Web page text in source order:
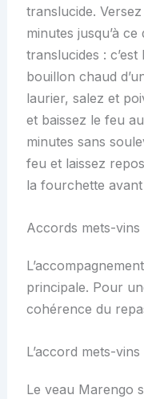
translucide.
minutes jusqu’à
translucides : c’est
bouillon chaud
laurier, salez et
et baissez le feu
minutes sans
feu et laissez
la fourchette
Accords mets-vins
principale. Pour
cohérence du
L’accord mets-vins
Le veau Marengo